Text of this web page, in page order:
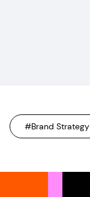
#Brand Strategy